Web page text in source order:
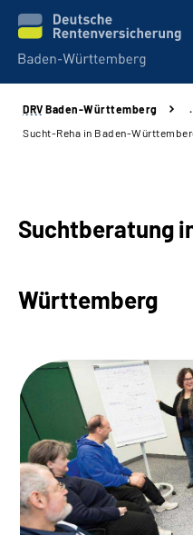
Beratung und Kontakt
Online-Services
Über uns
Inhalte in
Leichte Sprache
Suche
DRV Baden-Württemberg
Sucht-Reha in Baden-
Suchtberatung
Württemberg